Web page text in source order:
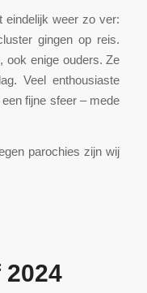
eindelijk weer zo ver:
gingen op reis.
ook enige ouders. Ze
Veel enthousiaste
fijne sfeer – mede
parochies zijn wij